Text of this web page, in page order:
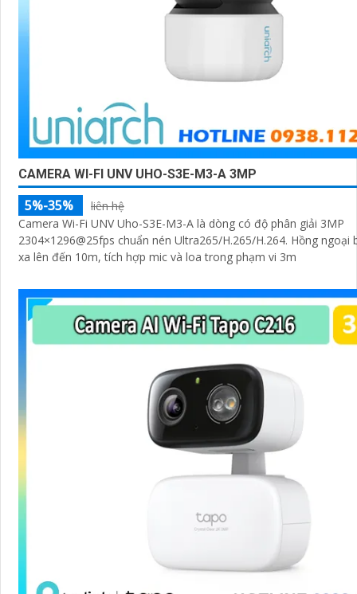
CAMERA WI-FI UNV UHO-S3E-M3-A 3MP
5%-35%
liên hệ
Camera Wi-Fi UNV Uho-S3E-M3-A là dòng có độ phân giải 3MP
2304×1296@25fps chuẩn nén Ultra265/H.265/H.264. Hồng ngoại
xa lên đến 10m, tích hợp mic và loa trong phạm vi 3m